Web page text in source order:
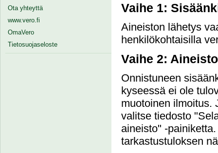
Ota yhteyttä
www.vero.fi
OmaVero
Tietosuojaseloste
Vaihe 1:
Aineiston lähetys
henkilökohtaisilla
Vaihe 2:
Onnistuneen
kyseessä ei ole
muotoinen ilmoitus.
valitse tiedosto
aineisto" -
tarkastustuloksen